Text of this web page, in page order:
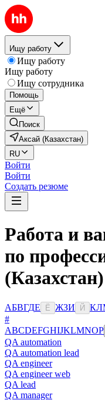
Ищу работу
Ищу работу
Ищу работу
Ищу сотрудника
Помощь
Ещё
Поиск
Аксай (Казахстан)
RU
Войти
Войти
Создать резюме
Работа и
по
(Казахстан)
АБВГДЕ Ё ЖЗИ Й КЛ
#
ABCDEFGHIJKLMNOP
QA automation
QA automation lead
QA engineer
QA engineer web
QA lead
QA manager